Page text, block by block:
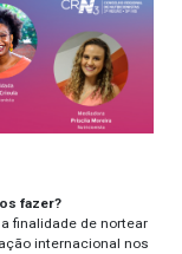
fazer?
finalidade de nortear
internacional nos